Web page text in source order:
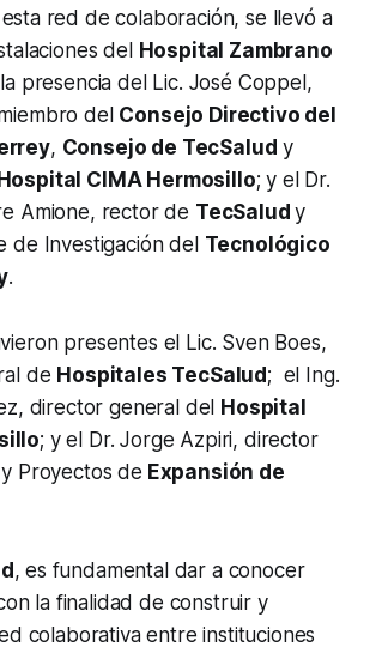
red de colaboración, se llevó a
del
Hospital Zambrano
presencia del Lic. José Coppel,
del Consejo Directivo del
, Consejo de TecSalud y
CIMA Hermosillo; y el Dr.
Amione, rector de TecSaludy
de Investigación del Tecnológico
.
presentes el Lic. Sven Boes,
de Hospitales TecSalud ; el Ing.
director general del Hospital
; y el Dr. Jorge Azpiri, director
Proyectos de Expansión de
, es fundamental dar a conocer
la finalidad de construir y
colaborativa entre instituciones